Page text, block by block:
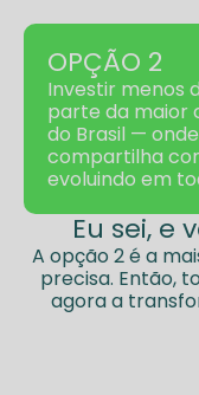
OPÇÃO 2
Investir menos
parte da maior
do Brasil —
compartilha
evoluindo em
Eu sei, e
A opção 2 é a
precisa. Então,
agora a